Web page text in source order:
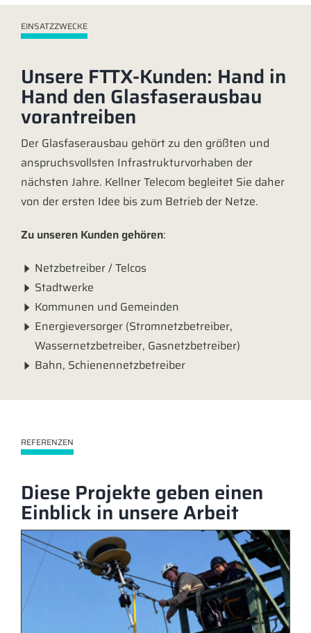
EINSATZZWECKE
Unsere FTTX-Kunden: Hand in
Hand den Glasfaserausbau
vorantreiben
Der Glasfaserausbau gehört zu den größten und
anspruchsvollsten Infrastrukturvorhaben der
nächsten Jahre. Kellner Telecom begleitet Sie daher
von der ersten Idee bis zum Betrieb der Netze.
Zu unseren Kunden gehören:
Netzbetreiber / Telcos
Stadtwerke
Kommunen und Gemeinden
Energieversorger (Stromnetzbetreiber,
Wassernetzbetreiber, Gasnetzbetreiber)
Bahn, Schienennetzbetreiber
REFERENZEN
Diese Projekte geben einen
Einblick in unsere Arbeit